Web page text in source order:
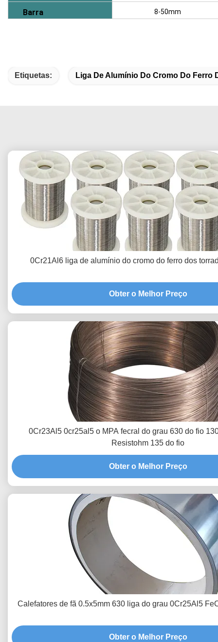
Barra 8-50mm
Etiquetas: Liga De Alumínio Do Cromo Do Ferro
0Cr21Al6 liga de alumínio do cromo do ferro dos
Obter o Melhor Preço
0Cr23Al5 0cr25al5 o MPA fecral do grau 630 do fio
Resistohm 135 do fio
Obter o Melhor Preço
Calefatores de fã 0.5x5mm 630 liga do grau 0Cr25Al5
Obter o Melhor Preço